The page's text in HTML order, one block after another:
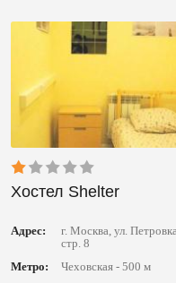
Хостел Shelter
Адрес:
г. Москва, ул.
стр. 8
Метро:
Чеховская - 500 м